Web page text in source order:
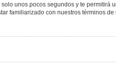
unos pocos segundos y te
familiarizado con nuestros términos